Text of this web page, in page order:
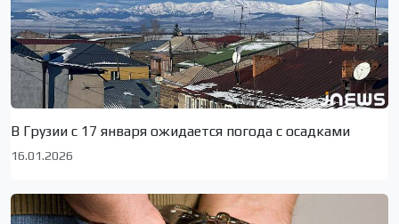
В Грузии с 17 января ожидается погода с осадками
16.01.2026